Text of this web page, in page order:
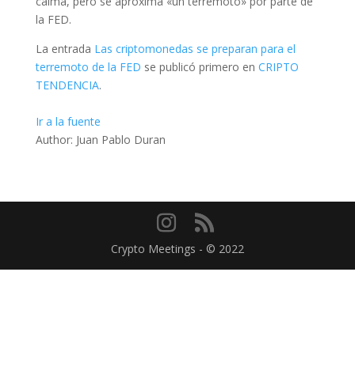
la FED.
La entrada Las criptomonedas se preparan para el
terremoto de la FED se publicó primero en CRIPTO
TENDENCIA.
Ir a la fuente
Author: Juan Pablo Duran
Crypto Meetings - © 2022